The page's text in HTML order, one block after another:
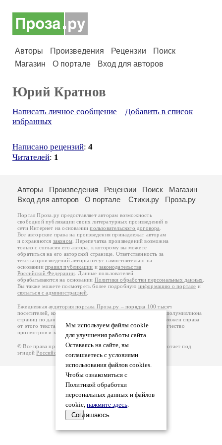
Авторы Произведения Рецензии
Поиск
Магазин
О портале Вход для авторов
Юрий Кратнов
Написать личное сообщение
Добавить в список
избранных
Написано рецензий: 4
Читателей: 1
Мы используем файлы cookie
для улучшения работы сайта.
Оставаясь на сайте, вы
соглашаетесь с условиями
использования файлов cookies.
Чтобы ознакомиться с
Политикой обработки
персональных данных и файлов
cookie, нажмите здесь.
Соглашаюсь
Авторы Произведения Рецензии Поиск
Магазин
Вход для авторов
О портале Стихи.ру Проза.ру
Портал Проза.ру предоставляет авторам возможность
свободной публикации своих литературных произведений в
сети Интернет на основаниипользовательского договора
Все авторские права на произведения принадлежат авторам
и охраняются законом . Перепечатка произведений возможна
только с согласия его автора, к которому вы можете
обратиться на его авторской странице. Ответственность за
тексты произведений авторы несут самостоятельно на
основанииправил публикации изаконодательства
Российской Федерации . Данные пользователей
обрабатываются на основании Политики обработки персональных данных
Вы также можете посмотреть более подробную информацию о портале и
связаться с администрацией
Ежедневная аудитория портала Проза.ру – порядка 100 тысяч
посетителей, которые в общей сумме просматривают более полумиллиона
страниц по данным счетчика посещаемости, который расположен справа
от этого текста. В каждой графе указано по две цифры: количество
просмотров и количество посетителей.
© Все права принадлежат авторам, 2000-2026. Портал работает под
эгидойРоссийского союза писателей